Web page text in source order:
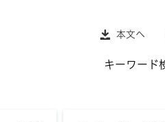
本文へ
キーワード